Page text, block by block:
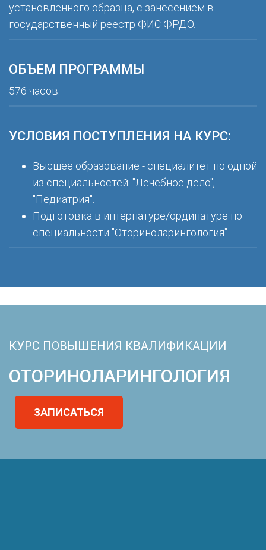
установленного образца, с занесением в
государственный реестр ФИС ФРДО.
ОБЪЕМ ПРОГРАММЫ
576 часов.
УСЛОВИЯ ПОСТУПЛЕНИЯ НА КУРС:
Высшее образование - специалитет по одной
из специальностей: "Лечебное дело",
"Педиатрия".
Подготовка в интернатуре/ординатуре по
специальности "Оториноларингология".
КУРС ПОВЫШЕНИЯ КВАЛИФИКАЦИИ
ОТОРИНОЛАРИНГОЛОГИЯ
ЗАПИСАТЬСЯ